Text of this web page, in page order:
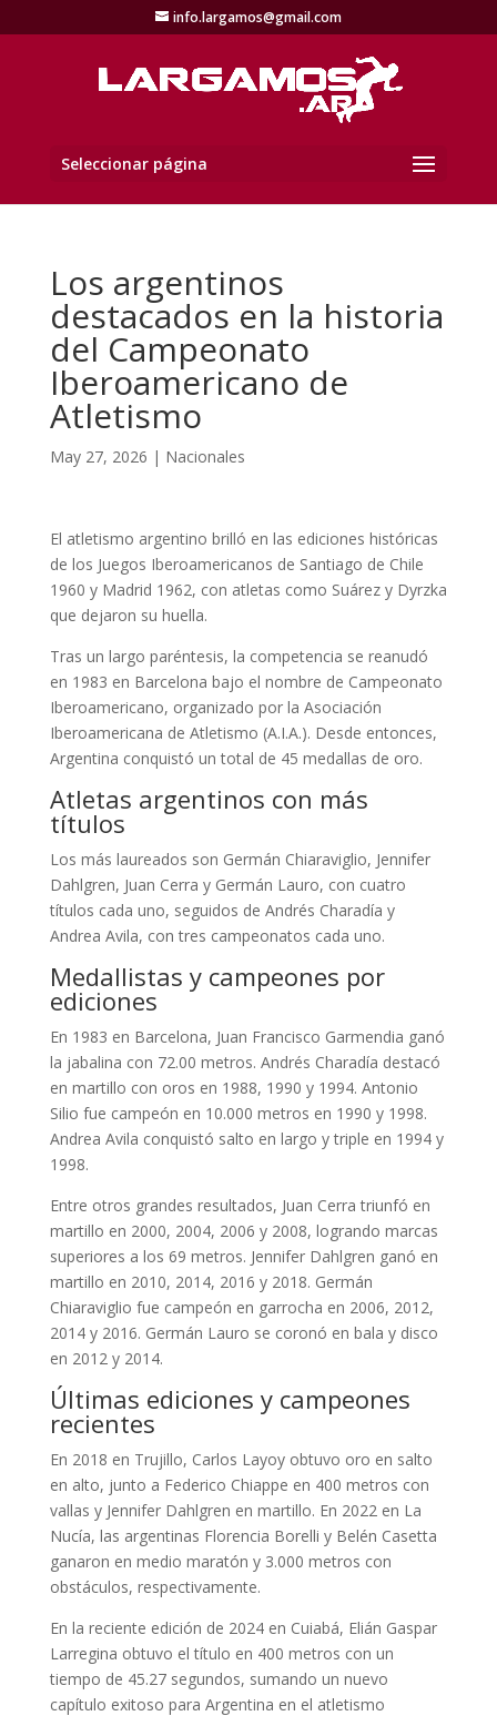
info.largamos@gmail.com
Seleccionar página
Los argentinos
destacados en la historia
del Campeonato
Iberoamericano de
Atletismo
May 27, 2026 | Nacionales
El atletismo argentino brilló en las ediciones históricas
de los Juegos Iberoamericanos de Santiago de Chile
1960 y Madrid 1962, con atletas como Suárez y Dyrzka
que dejaron su huella.
Tras un largo paréntesis, la competencia se reanudó
en 1983 en Barcelona bajo el nombre de Campeonato
Iberoamericano, organizado por la Asociación
Iberoamericana de Atletismo (A.I.A.). Desde entonces,
Argentina conquistó un total de 45 medallas de oro.
Atletas argentinos con más
títulos
Los más laureados son Germán Chiaraviglio, Jennifer
Dahlgren, Juan Cerra y Germán Lauro, con cuatro
títulos cada uno, seguidos de Andrés Charadía y
Andrea Avila, con tres campeonatos cada uno.
Medallistas y campeones por
ediciones
En 1983 en Barcelona, Juan Francisco Garmendia ganó
la jabalina con 72.00 metros. Andrés Charadía destacó
en martillo con oros en 1988, 1990 y 1994. Antonio
Silio fue campeón en 10.000 metros en 1990 y 1998.
Andrea Avila conquistó salto en largo y triple en 1994 y
1998.
Entre otros grandes resultados, Juan Cerra triunfó en
martillo en 2000, 2004, 2006 y 2008, logrando marcas
superiores a los 69 metros. Jennifer Dahlgren ganó en
martillo en 2010, 2014, 2016 y 2018. Germán
Chiaraviglio fue campeón en garrocha en 2006, 2012,
2014 y 2016. Germán Lauro se coronó en bala y disco
en 2012 y 2014.
Últimas ediciones y campeones
recientes
En 2018 en Trujillo, Carlos Layoy obtuvo oro en salto
en alto, junto a Federico Chiappe en 400 metros con
vallas y Jennifer Dahlgren en martillo. En 2022 en La
Nucía, las argentinas Florencia Borelli y Belén Casetta
ganaron en medio maratón y 3.000 metros con
obstáculos, respectivamente.
En la reciente edición de 2024 en Cuiabá, Elián Gaspar
Larregina obtuvo el título en 400 metros con un
tiempo de 45.27 segundos, sumando un nuevo
capítulo exitoso para Argentina en el atletismo